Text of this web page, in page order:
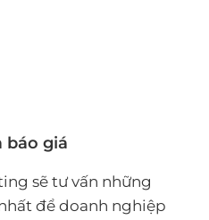
báo giá
sẽ tư vấn những
để doanh nghiệp